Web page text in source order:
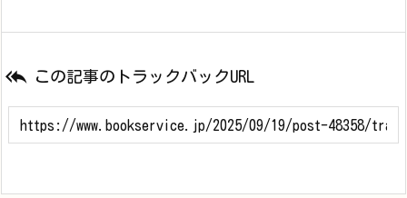
 この記事のトラックバックURL